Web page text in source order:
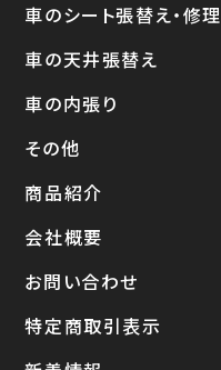
車のシート張替え・修理
車の天井張替え
車の内張り
その他
商品紹介
会社概要
お問い合わせ
特定商取引表示